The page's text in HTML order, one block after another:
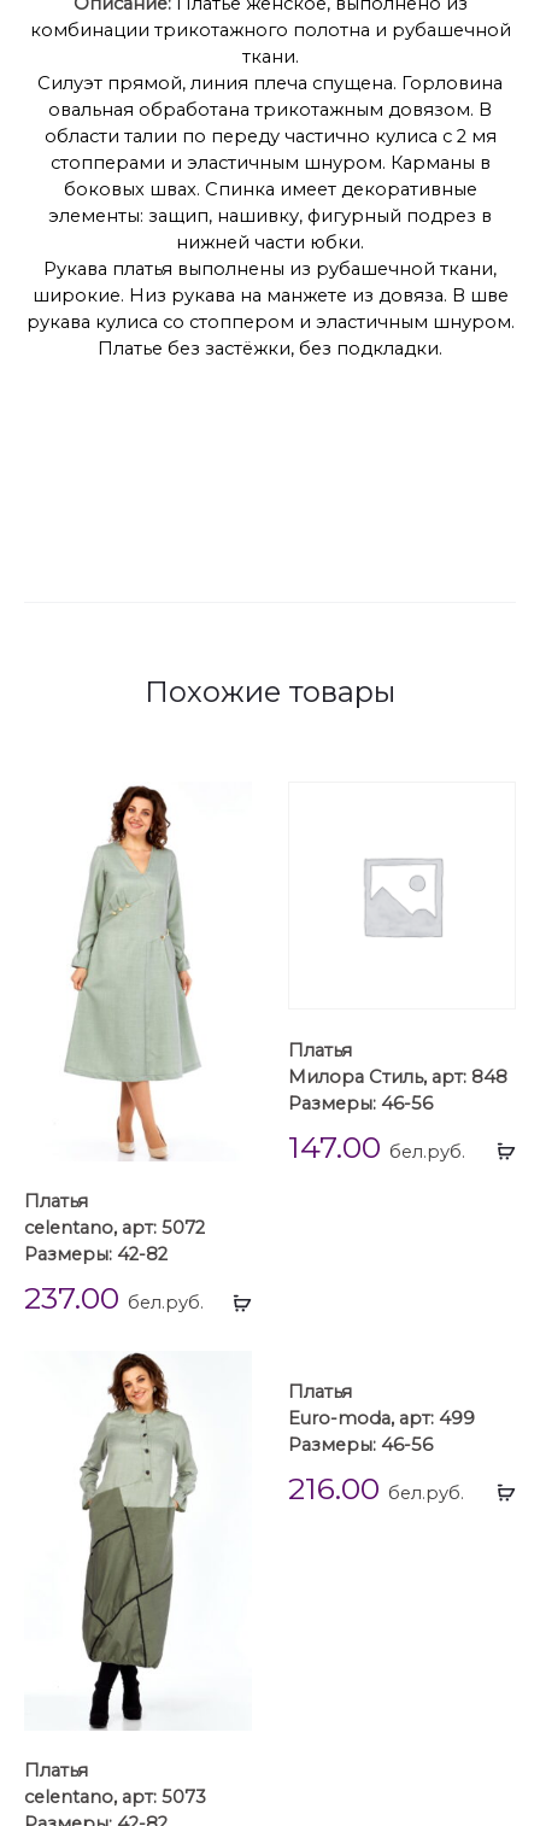
комбинации трикотажного полотна и рубашечной
ткани.
Силуэт прямой, линия плеча спущена. Горловина
овальная обработана трикотажным довязом. В
области талии по переду частично кулиса с 2 мя
стопперами и эластичным шнуром. Карманы в
боковых швах. Спинка имеет декоративные
элементы: защип, нашивку, фигурный подрез в
нижней части юбки.
Рукава платья выполнены из рубашечной ткани,
широкие. Низ рукава на манжете из довяза. В шве
рукава кулиса со стоппером и эластичным шнуром.
Платье без застёжки, без подкладки.
Похожие товары
Выбрать
Платья
celentano, арт: 5072
Размеры: 42-82
237.00 бел.руб.
Платья
Милора Стиль, арт: 848
Размеры: 46-56
147.00 бел.руб.
Платья
celentano, арт: 5073
Платья
Euro-moda, арт: 499
Размеры: 46-56
216.00 бел.руб.